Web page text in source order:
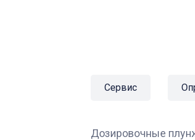
Сервис
Дозировочные